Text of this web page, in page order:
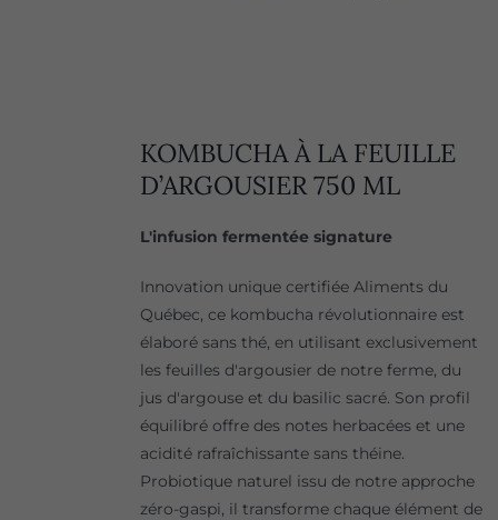
KOMBUCHA À LA FEUILLE
D’ARGOUSIER 750 ML
L'infusion fermentée signature
Innovation unique certifiée Aliments du
Québec, ce kombucha révolutionnaire est
élaboré sans thé, en utilisant exclusivement
les feuilles d'argousier de notre ferme, du
jus d'argouse et du basilic sacré. Son profil
équilibré offre des notes herbacées et une
acidité rafraîchissante sans théine.
Probiotique naturel issu de notre approche
zéro-gaspi, il transforme chaque élément de